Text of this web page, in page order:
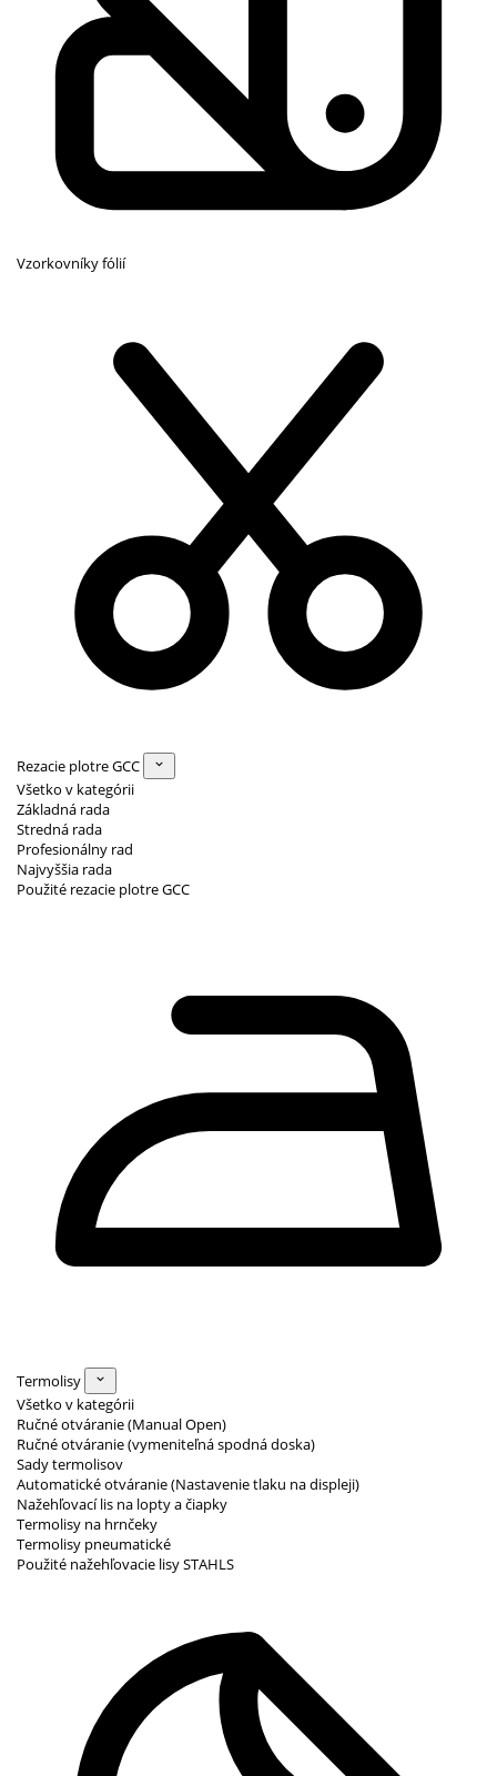
Vzorkovníky fólií
Rezacie plotre GCC
Všetko v kategórii
Základná rada
Stredná rada
Profesionálny rad
Najvyššia rada
Použité rezacie plotre GCC
Termolisy
Všetko v kategórii
Ručné otváranie (Manual Open)
Ručné otváranie (vymeniteľná spodná doska)
Sady termolisov
Automatické otváranie (Nastavenie tlaku na displeji)
Nažehľovací lis na lopty a čiapky
Termolisy na hrnčeky
Termolisy pneumatické
Použité nažehľovacie lisy STAHLS